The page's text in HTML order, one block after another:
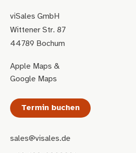
viSales GmbH
Wittener Str. 87
44789 Bochum
Apple Maps &
Google Maps
Termin buchen
sales@visales.de